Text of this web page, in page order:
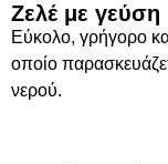
Ζελέ με
Εύκολο, γρήγορο
οποίο
νερού.